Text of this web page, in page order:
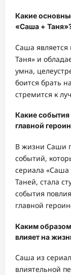
Какие
«Саша +
Саша является
Таня» и
умна,
боится брать
стремится к
Какие
главной
В жизни Саши
событий,
сериала «Саша
Таней, стала
события
главной
Каким
влияет на
Саша из
влиятельной